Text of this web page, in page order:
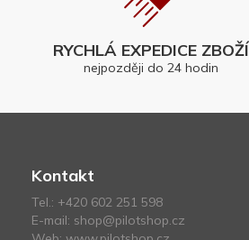
RYCHLÁ EXPEDICE ZBOŽÍ
nejpozději do 24 hodin
Kontakt
Tel.: +420 602 251 598
E-mail: shop@pilotshop.cz